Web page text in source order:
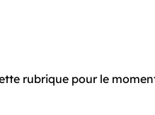
rubrique pour le